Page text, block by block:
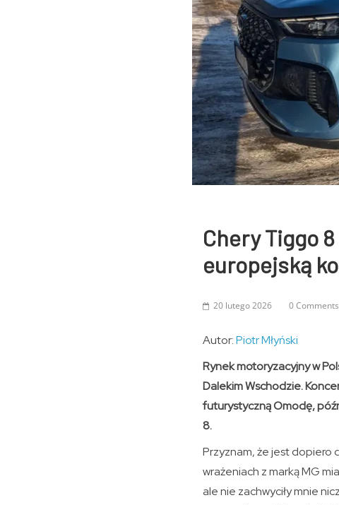
Chery Tiggo
europejską
20 lutego 2026 0 Comments
Autor:Piotr Młyński
Rynek motoryzacyjny w
Dalekim Wschodzie.
futurystyczną Omodę,
8.
Przyznam, że jest dopiero
wrażeniach z marką MG
ale nie zachwyciły mnie